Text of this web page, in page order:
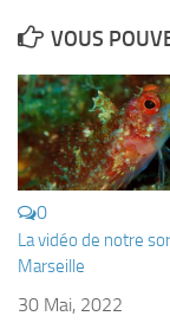
VOUS
0
La vidéo de notre
Marseille
30 Mai, 2022